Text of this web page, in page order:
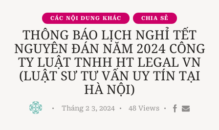
CÁC NỘI DUNG KHÁC CHIA SẺ
THÔNG BÁO LỊCH NGHỈ TẾT
NGUYÊN ĐÁN NĂM 2024 CÔNG
TY LUẬT TNHH HT LEGAL VN
(LUẬT SƯ TƯ VẤN UY TÍN TẠI
HÀ NỘI)
Tháng 2 3, 2024 48 Views